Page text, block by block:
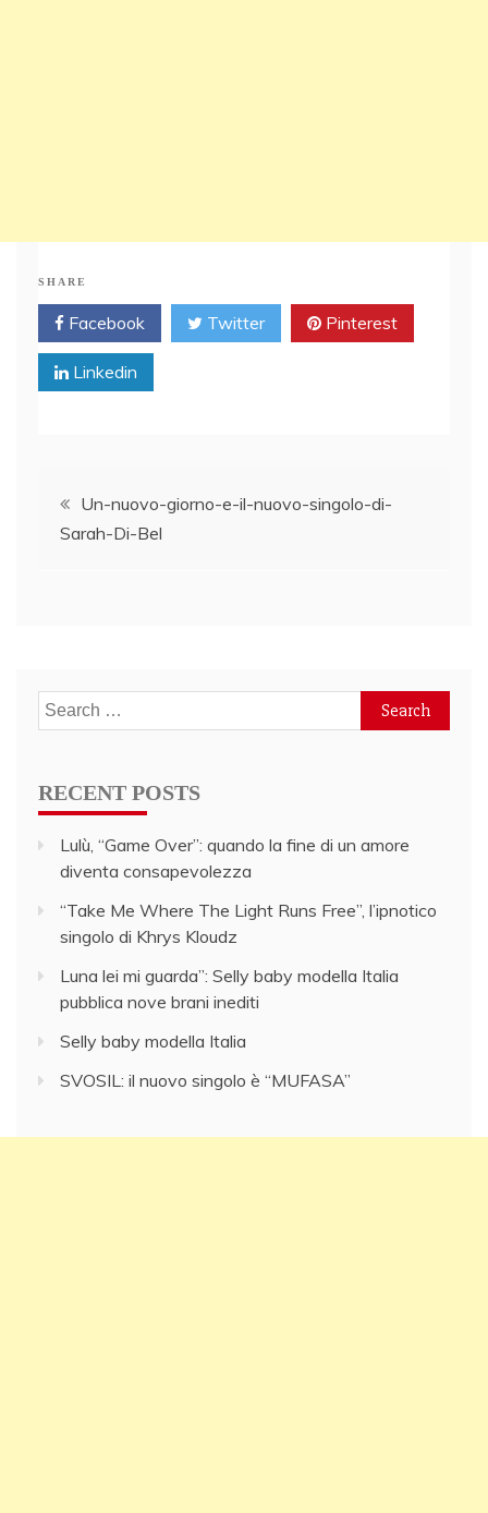
SHARE
Facebook Twitter Pinterest
Linkedin
PostUn-nuovo-giorno-e-il-nuovo-singolo-di-
Sarah-Di-Bel
Search
for:
RECENT POSTS
Lulù, “Game Over”: quando la fine di un amore
diventa consapevolezza
“Take Me Where The Light Runs Free”, l’ipnotico
singolo di Khrys Kloudz
Luna lei mi guarda”: Selly baby modella Italia
pubblica nove brani inediti
Selly baby modella Italia
SVOSIL: il nuovo singolo è “MUFASA”